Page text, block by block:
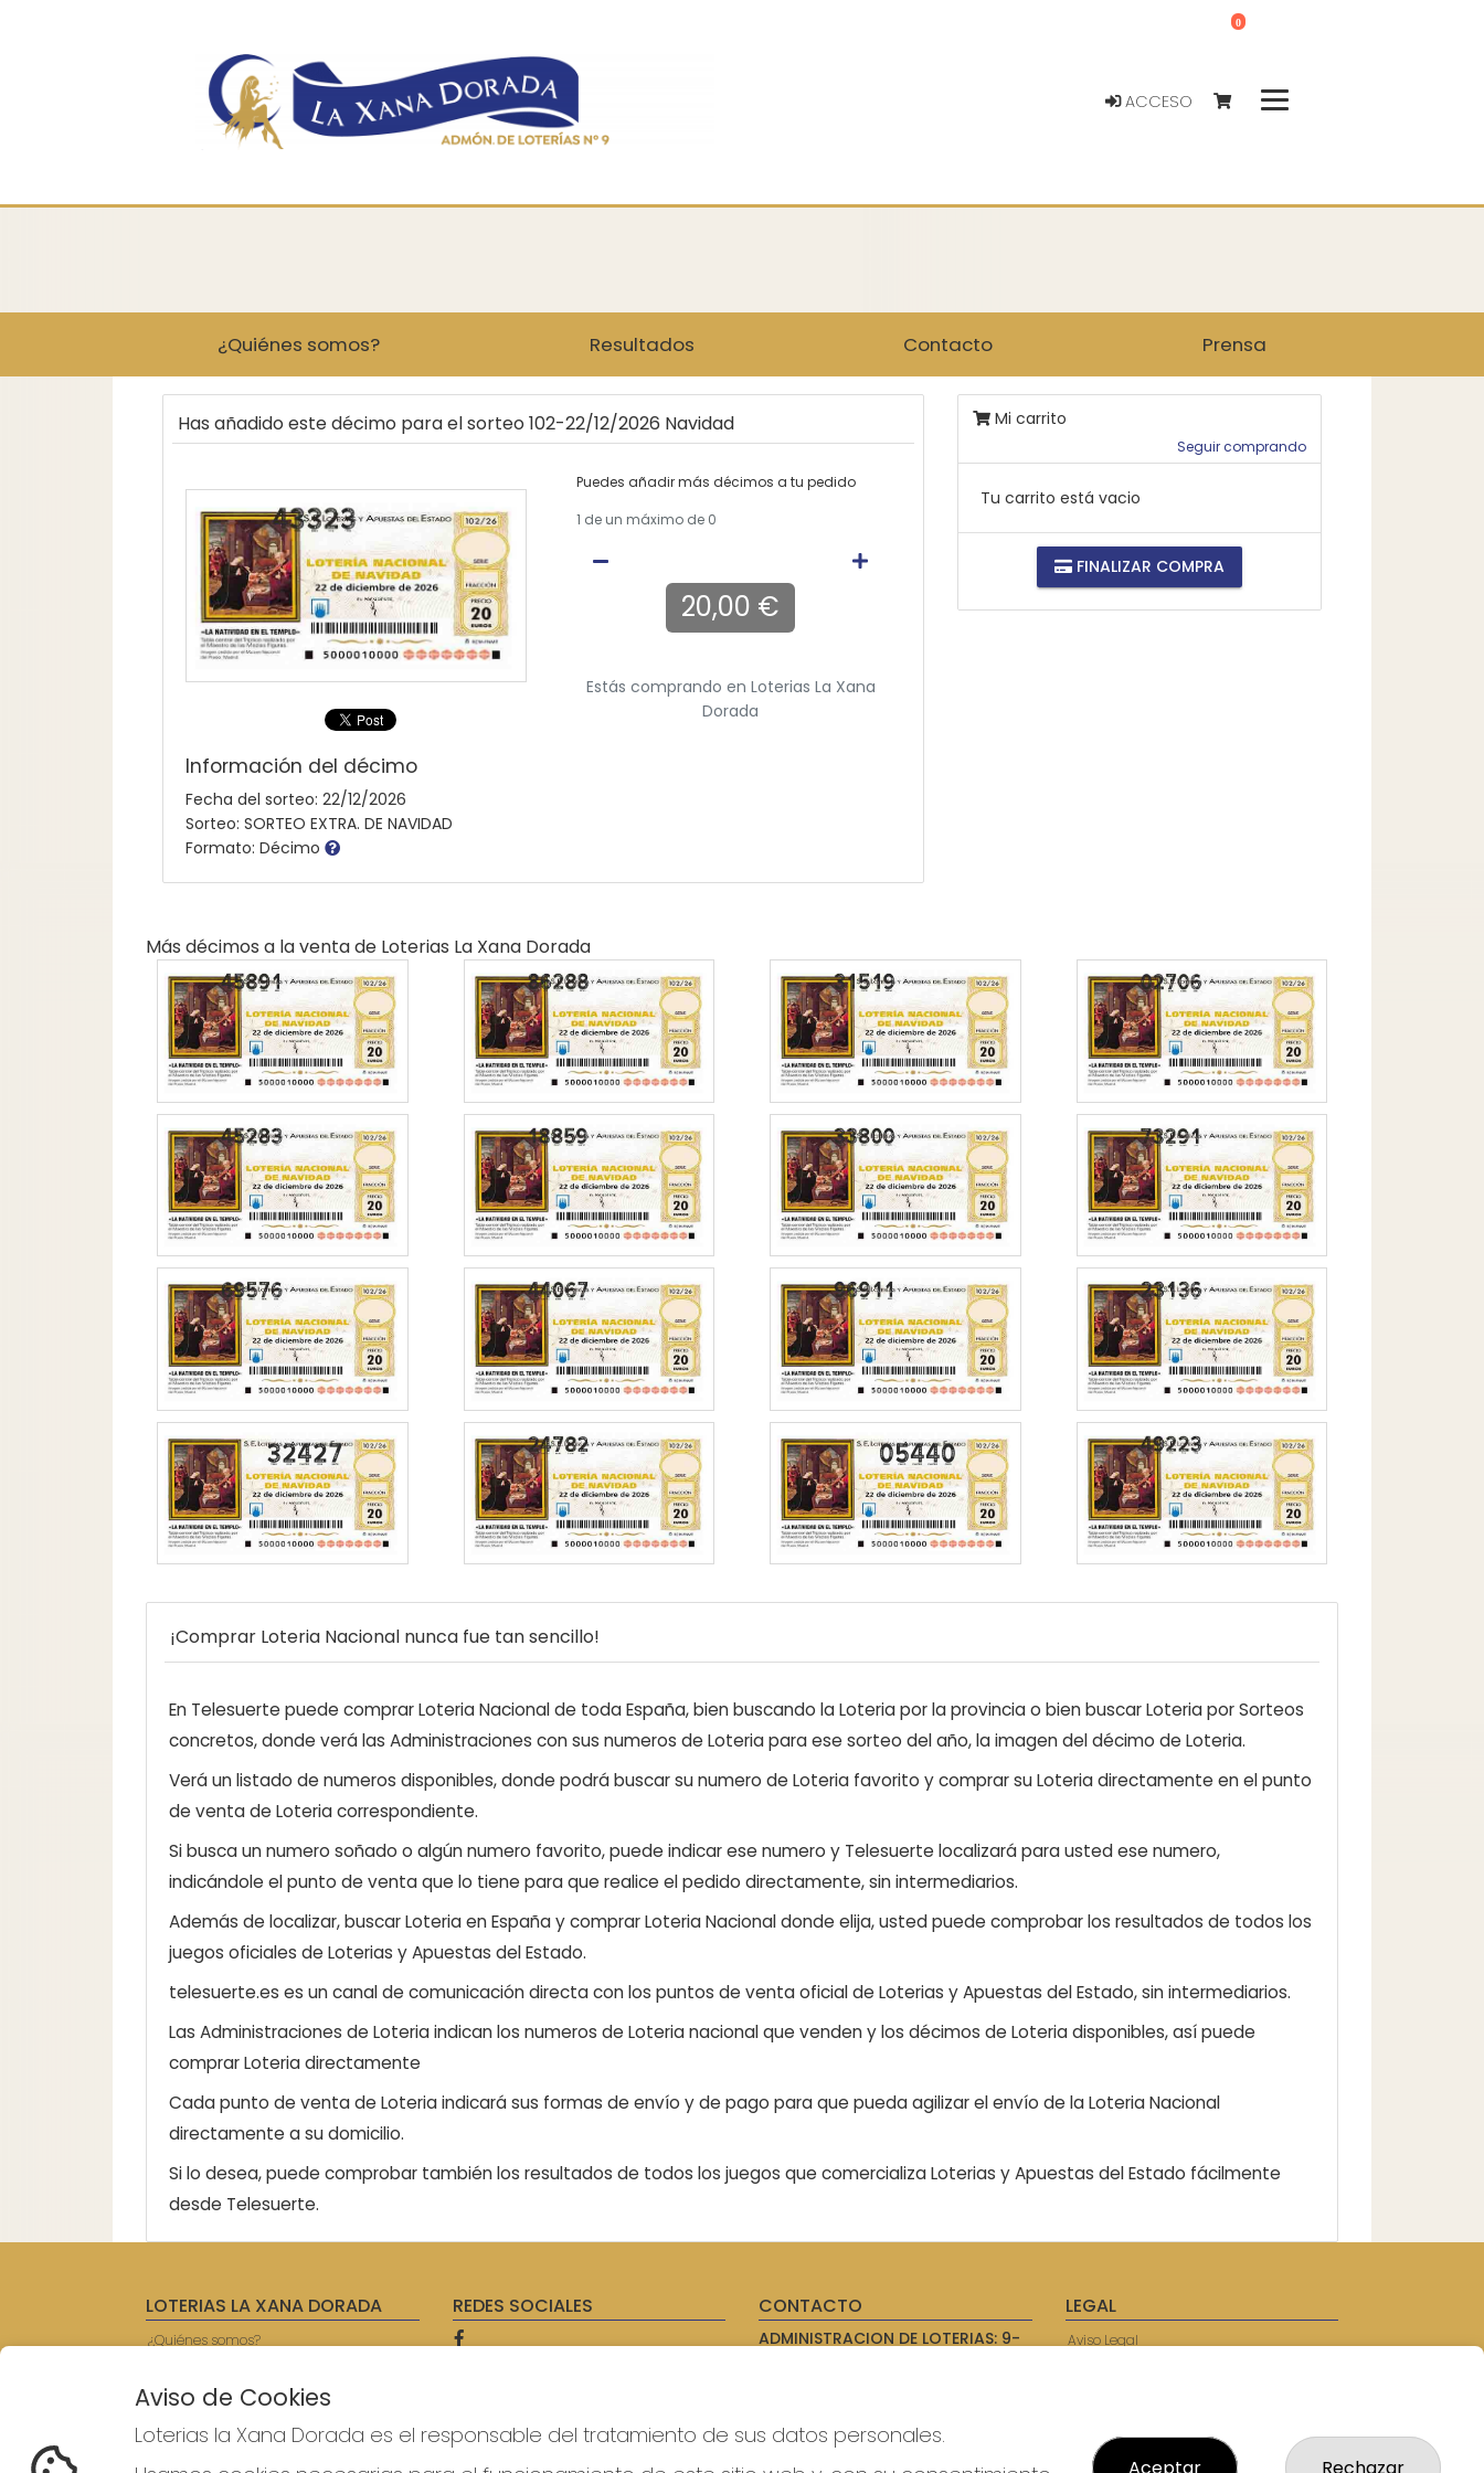
ACCESO
0
¿Quiénes somos? Resultados Contacto Prensa
Has añadido este décimo para el sorteo 102-22/12/2026 Navidad
Información del décimo
Fecha del sorteo: 22/12/2026
Sorteo: SORTEO EXTRA. DE NAVIDAD
Formato: Décimo
Puedes añadir más décimos a tu pedido
1 de un máximo de 0
20,00 €
Estás comprando en Loterias La Xana
Dorada
Mi carrito
Seguir comprando
Tu carrito está vacio
FINALIZAR COMPRA
Más décimos a la venta de Loterias La Xana Dorada
32427 05440
¡Comprar Loteria Nacional nunca fue tan sencillo!
En Telesuerte puede comprar Loteria Nacional de toda España, bien buscando la Loteria por la provincia o bien buscar Loteria por Sorteos
concretos, donde verá las Administraciones con sus numeros de Loteria para ese sorteo del año, la imagen del décimo de Loteria.
Verá un listado de numeros disponibles, donde podrá buscar su numero de Loteria favorito y comprar su Loteria directamente en el punto
de venta de Loteria correspondiente.
Si busca un numero soñado o algún numero favorito, puede indicar ese numero y Telesuerte localizará para usted ese numero,
indicándole el punto de venta que lo tiene para que realice el pedido directamente, sin intermediarios.
Además de localizar, buscar Loteria en España y comprar Loteria Nacional donde elija, usted puede comprobar los resultados de todos los
juegos oficiales de Loterias y Apuestas del Estado.
telesuerte.es es un canal de comunicación directa con los puntos de venta oficial de Loterias y Apuestas del Estado, sin intermediarios.
Las Administraciones de Loteria indican los numeros de Loteria nacional que venden y los décimos de Loteria disponibles, así puede
comprar Loteria directamente
Cada punto de venta de Loteria indicará sus formas de envío y de pago para que pueda agilizar el envío de la Loteria Nacional
directamente a su domicilio.
Si lo desea, puede comprobar también los resultados de todos los juegos que comercializa Loterias y Apuestas del Estado fácilmente
desde Telesuerte.
LOTERIAS LA XANA DORADA
¿Quiénes somos?
Contacto
Empresas
Prensa
REDES SOCIALES CONTACTO
ADMINISTRACION DE LOTERIAS: 9-
WhatsApp
614069067
info@laxanadorada.com
LEGAL
Aviso Legal
Tienda de Lotería Nacional
Juego responsable. Solo mayores de
Aviso de Cookies
Loterias la Xana Dorada es el responsable del tratamiento de sus datos personales.